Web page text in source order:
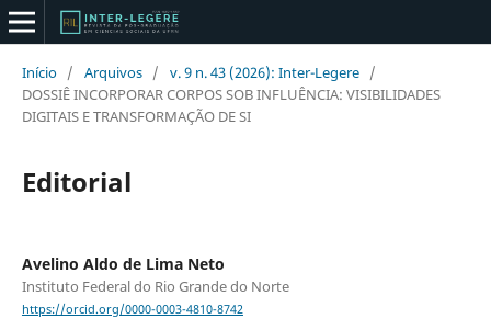
Início / Arquivos / v. 9 n. 43 (2026): Inter-Legere /
DOSSIÊ INCORPORAR CORPOS SOB INFLUÊNCIA: VISIBILIDADES
DIGITAIS E TRANSFORMAÇÃO DE SI
Editorial
Avelino Aldo de Lima Neto
Instituto Federal do Rio Grande do Norte
https://orcid.org/0000-0003-4810-8742